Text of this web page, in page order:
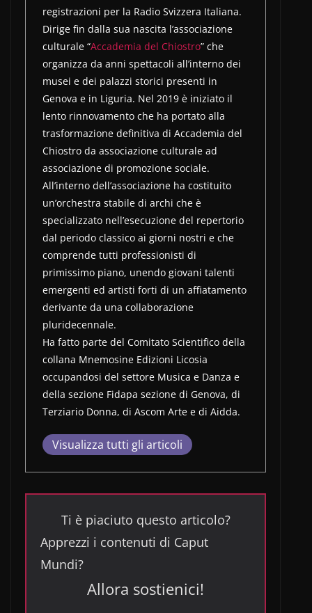
registrazioni per la Radio Svizzera Italiana.
Dirige fin dalla sua nascita l’associazione
culturale “Accademia del Chiostro” che
organizza da anni spettacoli all’interno dei
musei e dei palazzi storici presenti in
Genova e in Liguria. Nel 2019 è iniziato il
lento rinnovamento che ha portato alla
trasformazione definitiva di Accademia del
Chiostro da associazione culturale ad
associazione di promozione sociale.
All’interno dell’associazione ha costituito
un’orchestra stabile di archi che è
specializzato nell’esecuzione del repertorio
dal periodo classico ai giorni nostri e che
comprende tutti professionisti di
primissimo piano, unendo giovani talenti
emergenti ed artisti forti di un affiatamento
derivante da una collaborazione
pluridecennale.
Ha fatto parte del Comitato Scientifico della
collana Mnemosine Edizioni Licosia
occupandosi del settore Musica e Danza e
della sezione Fidapa sezione di Genova, di
Terziario Donna, di Ascom Arte e di Aidda.
Visualizza tutti gli articoli
Ti è piaciuto questo articolo?
Apprezzi i contenuti di Caput
Mundi?
Allora sostienici!